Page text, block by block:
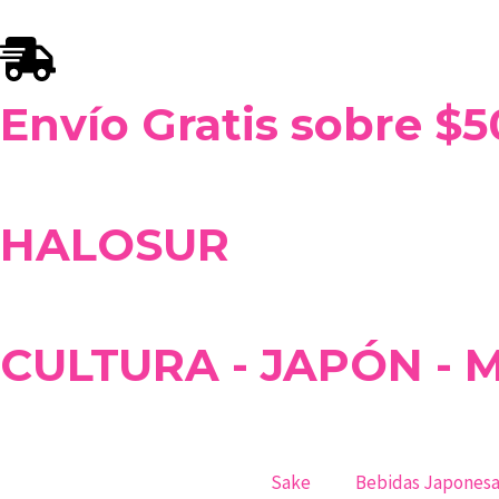
al
contenido
Envío Gratis sobre
HALOSUR
CULTURA - JAPÓN -
Sake Bebidas